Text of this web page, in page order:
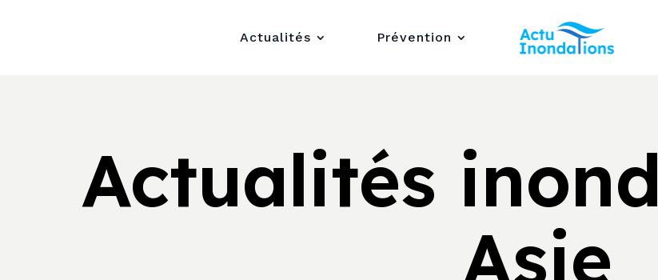
Actualités Prévention
Actualités
Asie